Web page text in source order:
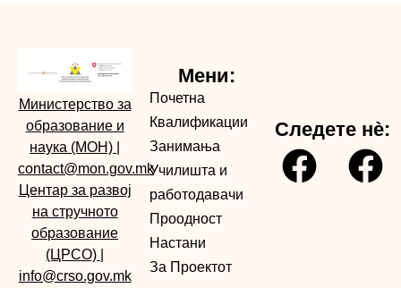
Министерство за
образование и
наука (МОН)
contact@mon.gov.mk
Центар за развој
на стручното
образование
(ЦРСО)
info@crso.gov.mk
Мени:
Почетна
Квалификации
Занимања
Училишта и
работодавачи
Проодност
Настани
За Проектот
Следете нè: